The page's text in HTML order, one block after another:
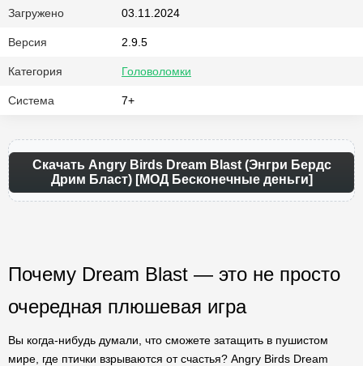
Загружено 03.11.2024
Версия 2.9.5
Категория Головоломки
Система 7+
Скачать Angry Birds Dream Blast (Энгри Бердс
Дрим Бласт) [МОД Бесконечные деньги]
Почему Dream Blast — это не просто
очередная плюшевая игра
Вы когда-нибудь думали, что сможете затащить в пушистом
мире, где птички взрываются от счастья? Angry Birds Dream